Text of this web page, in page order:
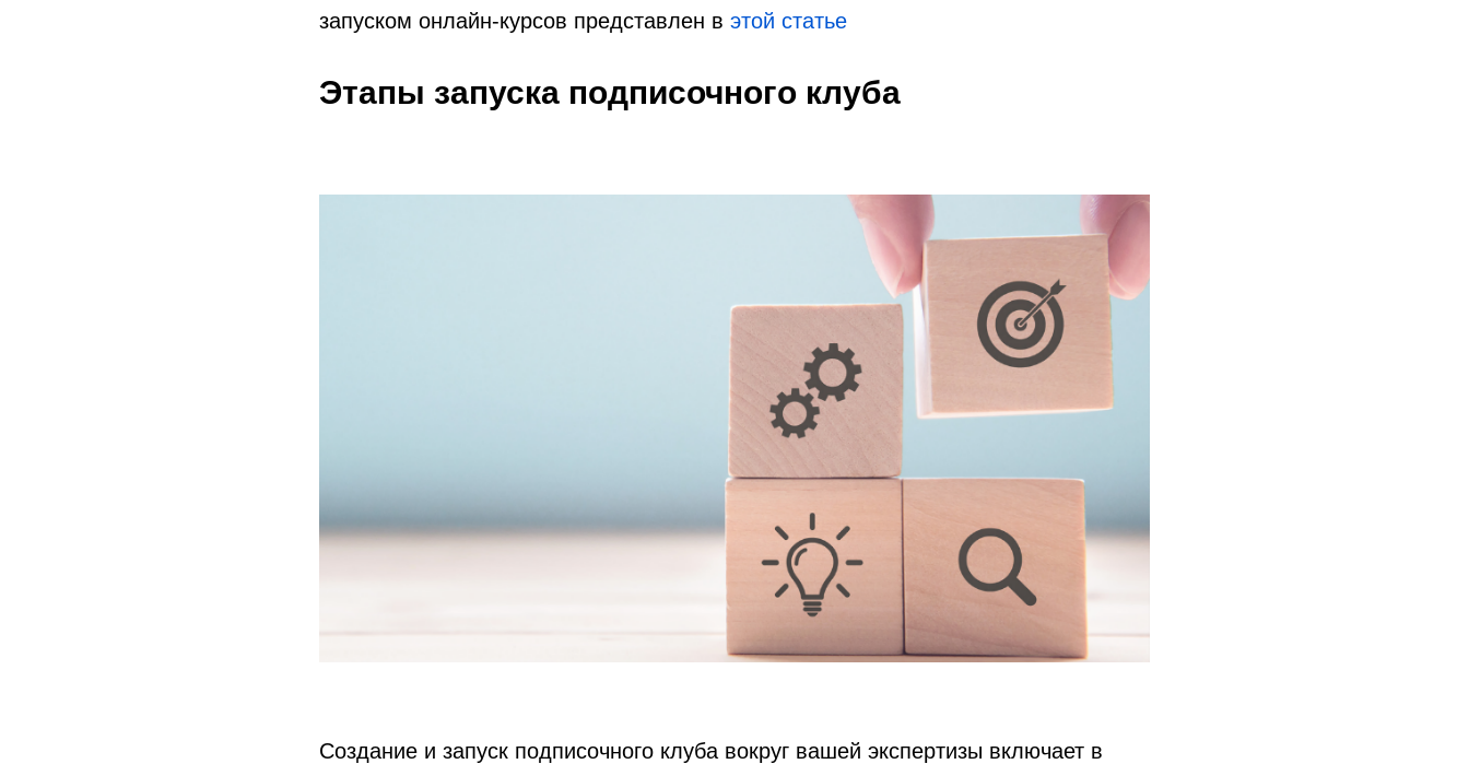
запуском онлайн-курсов представлен в этой статье
Этапы запуска подписочного клуба
Создание и запуск подписочного клуба вокруг вашей экспертизы включает в